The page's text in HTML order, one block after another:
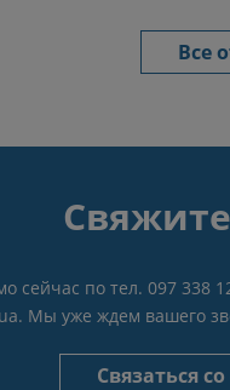
Все
сейчас по тел. 097 338
Мы уже ждем вашего
Связаться